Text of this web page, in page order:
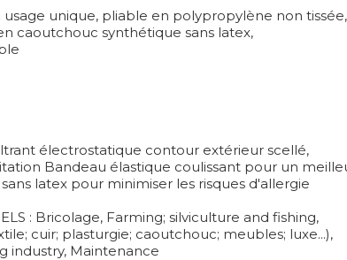
usage unique, pliable en polypropylène non tissée,
caoutchouc synthétique sans latex,
électrostatique contour extérieur scellé,
Bandeau élastique coulissant pour un
latex pour minimiser les risques d'allergie
: Bricolage, Farming; silviculture and fishing,
cuir; plasturgie; caoutchouc; meubles; luxe...),
industry, Maintenance